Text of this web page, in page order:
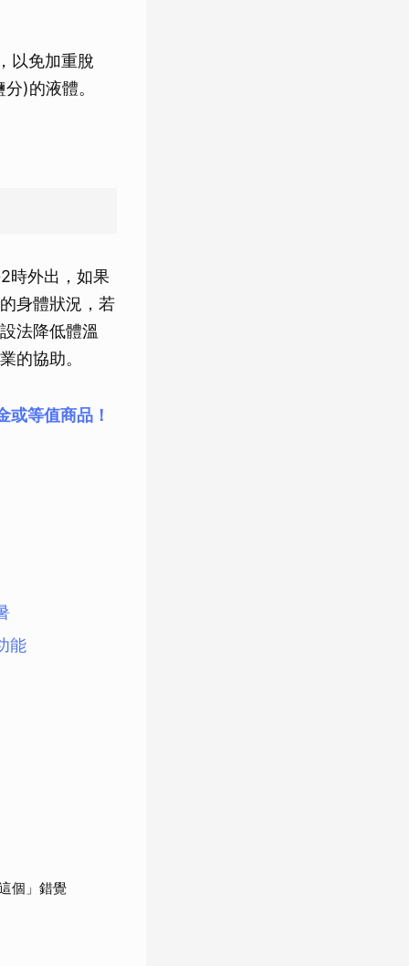
以免加重脫
)的液體。
時外出，如果
身體狀況，若
法降低體溫
的協助。
等值商品！
能
個」錯覺